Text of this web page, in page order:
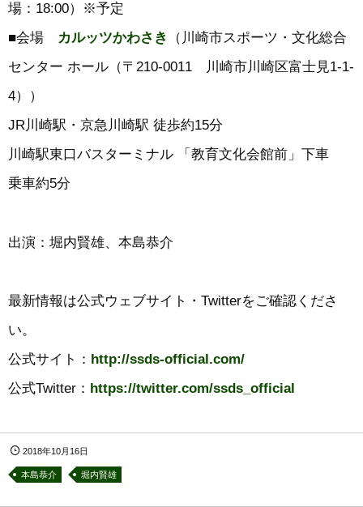
場：18:00）※予定
■会場 カルッツかわさき
（川崎市スポーツ・文化総合
センター ホール（〒210-0011 川崎市川崎区富士見1-1-
4））
JR川崎駅・京急川崎駅 徒歩約15分
川崎駅東口バスターミナル 「教育文化会館前」下車
乗車約5分
出演：堀内賢雄、本島恭介
最新情報は公式ウェブサイト・Twitterをご確認くださ
い。
公式サイト： http://ssds-official.com/
公式Twitter： https://twitter.com/ssds_official
2018年10月16日
本島恭介 堀内賢雄